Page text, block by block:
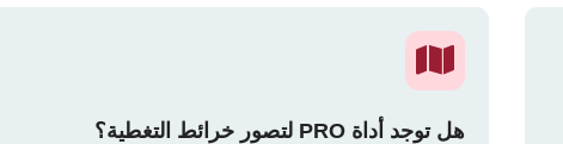
هل توجد أداة PRO لتصور خرائط التغطية؟